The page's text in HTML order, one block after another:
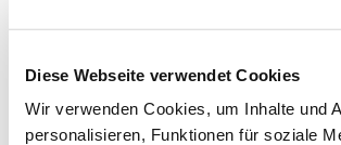
Diese Webseite verwendet Cookies
Wir verwenden Cookies, um Inhalte und
personalisieren, Funktionen für soziale